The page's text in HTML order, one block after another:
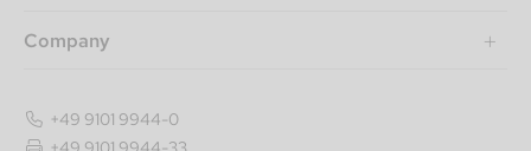
Company
+49 9101 9944-0